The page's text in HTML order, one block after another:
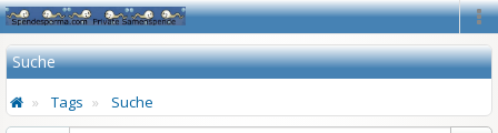
Suche
Tags Suche